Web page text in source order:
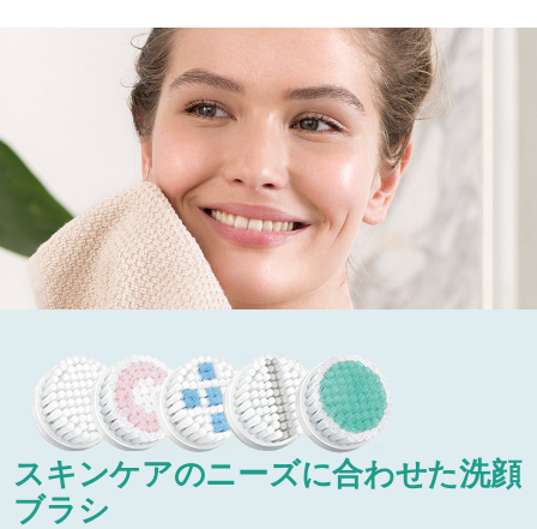
スキンケアのニーズに合わせた洗顔
ブラシ